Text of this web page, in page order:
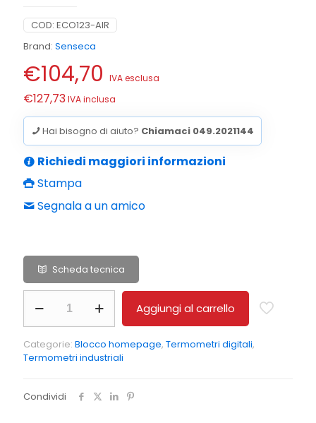
COD: ECO123-AIR
Brand: Senseca
€104,70 IVA esclusa
€127,73IVA inclusa
Hai bisogno di aiuto? Chiamaci 049.2021144
Richiedi maggiori informazioni
Stampa
Segnala a un amico
Scheda tecnica
ECO
123-
Termometro
ambientale
precisione
con
Aggiungi al carrello
Categorie: Blocco homepage, Termometri digitali,
Termometri industriali
Condividi